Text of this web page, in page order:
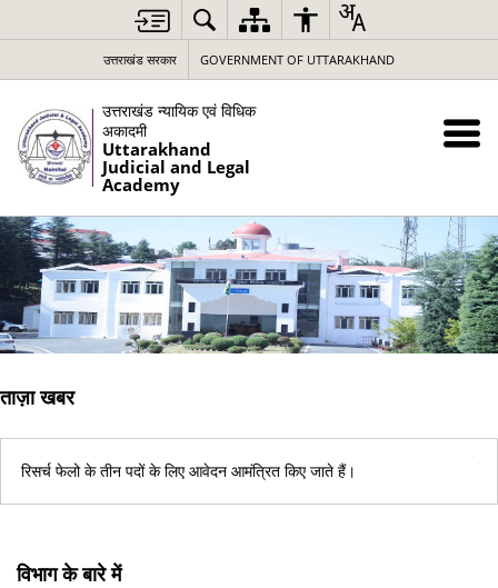
उत्तराखंड सरकार GOVERNMENT OF UTTARAKHAND
उत्तराखंड न्यायिक एवं विधिक
अकादमी
Uttarakhand
Judicial and Legal
Academy
ताज़ा खबर
रिसर्च फेलो के तीन पदों के लिए आवेदन आमंत्रित किए जाते हैं।
विभाग के बारे में